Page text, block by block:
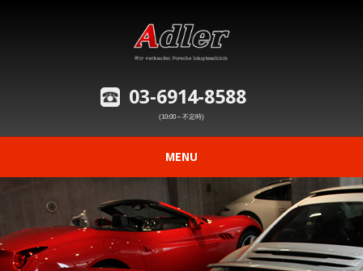
03-6914-8588
(10:00～不定時)
MENU
在庫車情報